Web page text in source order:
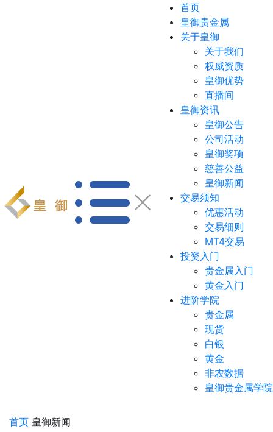
首页
皇御贵金属
关于皇御
关于我们
权威资质
皇御优势
直播间
皇御资讯
皇御公告
公司活动
皇御奖项
慈善公益
皇御新闻
交易须知
优惠活动
交易细则
MT4交易
投资入门
贵金属入门
黄金入门
进阶学院
贵金属
现货
白银
黄金
非农数据
皇御贵金属学院
首页 皇御新闻